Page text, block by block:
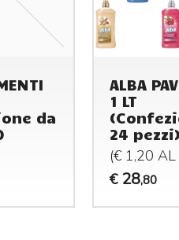
da
ALBA
1 LT
24 pezzi)
(€ 1,20 AL
€ 28,80